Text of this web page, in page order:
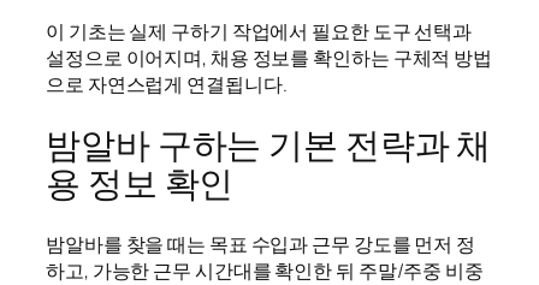
이 기초는 실제 구하기 작업에서 필요한 도구 선택과
설정으로 이어지며, 채용 정보를 확인하는 구체적 방법
으로 자연스럽게 연결됩니다.
밤알바 구하는 기본 전략과 채
용 정보 확인
밤알바를 찾을 때는 목표 수입과 근무 강도를 먼저 정
하고, 가능한 근무 시간대를 확인한 뒤 주말/주중 비중